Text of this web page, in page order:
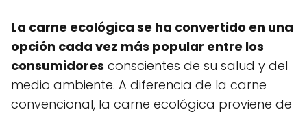
La carne ecológica se ha convertido en una
opción cada vez más popular entre los
consumidores conscientes de su salud y del
medio ambiente. A diferencia de la carne
convencional, la carne ecológica proviene de